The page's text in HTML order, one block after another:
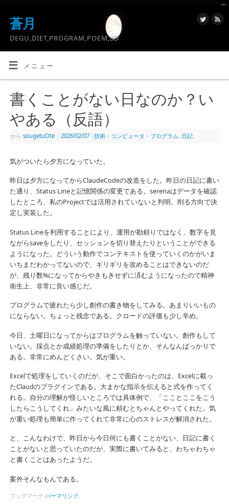
蒼月
DEGU,DIET,PROGRAM,POEM,3D
メニュー
書くことがない日なのか？い
やある（反語）
から sougetuOte 2026/02/07 技術・コンピュータ・プログラム 日記
気がついたら夕方になっていた。
昨日は夕方になってからClaudeCodeの改造をした。昨日の日記に書い
た通り、Status Lineと記憶関係の変更である。serenaはデータを確認
したところ、私のProjectでは活用されていないと判明。削る方向で決
定し実装した。
Status Lineを利用することにより、運用が勘頼りではなく、数字を見
ながらsaveをしたり、セッションを切り替えたりということができる
ようになった。どういう動作でコンテキストを使っていくのかがいま
いちまだわかってないので、ギリギリを攻めることはできないのだ
が、残り数%になってからやきもきせずに済むようになったので精神
衛生上、非常に良い感じだ。
プログラムで疲れたら少し創作の書き物をしてみる。あまりいいもの
にならない。ちょっと残念である。クロードの評価も少し辛め。
今日、土曜日になってからはプログラムを触っていない。創作もして
いない。採点とか成績処理の準備をしたりとか、そんなんばっかりで
ある。非常にめんどくさい。気が重い。
Excelで処理をしていくのだが、そこで面白かったのは、Excelに載っ
たClaudのプラグインである。大まかな指示を伝えると式を作ってく
れる。自分の理解が怪しいところでは具体例で、「こことここをこう
したらこうしてくれ」みたいな風に頼むとちゃんとやってくれた。気
が重い処理も簡単に作ってくれて非常に心のストレスが解消された。
と、こんなわけで、昨日から今日何にも書くことがない、日記に書く
ことがないと思っていたのだが、実際に書いてみると、わちゃわちゃ
と書くことはあったようだ。
案外そんなもんである。
ブックマーク パーマリンク .